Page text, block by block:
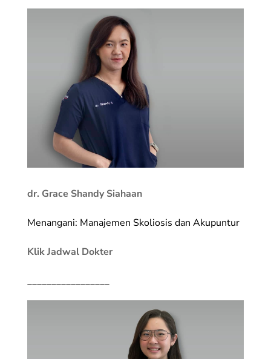
dr. Grace Shandy Siahaan
Menangani: Manajemen Skoliosis dan Akupuntur
Klik Jadwal Dokter
_________________